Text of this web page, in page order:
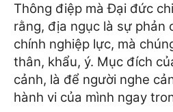
Thông điệp mà Đại đức
rằng, địa ngục là sự phản
chính nghiệp lực, mà
thân, khẩu, ý. Mục đích
cảnh, là để người nghe
hành vi của mình ngay